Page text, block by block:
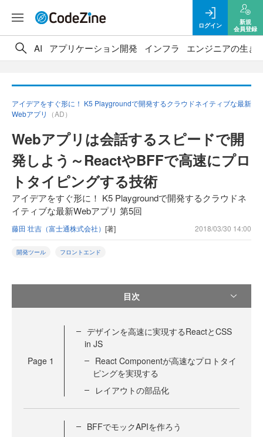
ログイン
新規
会員登録
AI アプリケーション開発 インフラ エンジニアの生き
アイデアをすぐ形に！ K5 Playgroundで開発するクラウドネイティブな最新
Webアプリ
（AD）
Webアプリは会話するスピードで開
発しよう～ReactやBFFで高速にプロ
トタイピングする技術
アイデアをすぐ形に！ K5 Playgroundで開発するクラウドネ
イティブな最新Webアプリ 第5回
藤田 壮吉（富士通株式会社） [著] 2018/03/30 14:00
開発ツール フロントエンド
目次
Page 1
デザインを高速に実現するReactとCSS
in JS
React Componentが高速なプロトタイ
ピングを実現する
レイアウトの部品化
BFFでモックAPIを作ろう